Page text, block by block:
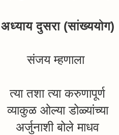
अध्याय दुसरा (सांख्ययोग)
संजय म्हणाला
त्या तशा त्या करुणापूर्ण
व्याकुळ ओल्या डोळ्यांच्या
अर्जुनाशी बोले माधव